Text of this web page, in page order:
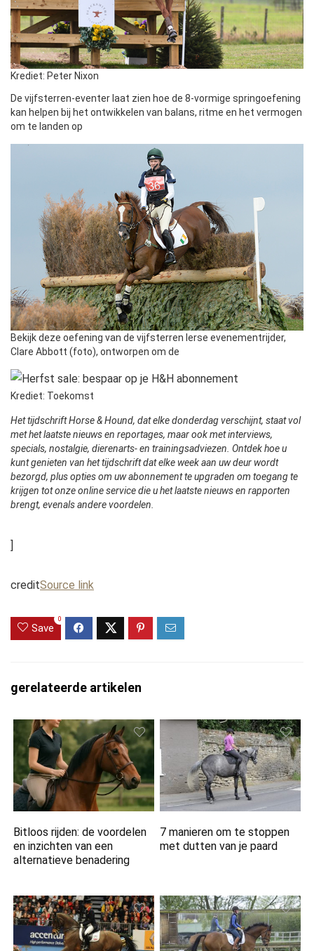
Krediet: Peter Nixon
De vijfsterren-eventer laat zien hoe de 8-vormige springoefening
kan helpen bij het ontwikkelen van balans, ritme en het vermogen
om te landen op
Bekijk deze oefening van de vijfsterren Ierse evenementrijder,
Clare Abbott (foto), ontworpen om de
Krediet: Toekomst
Het tijdschrift Horse & Hound, dat elke donderdag verschijnt, staat vol
met het laatste nieuws en reportages, maar ook met interviews,
specials, nostalgie, dierenarts- en trainingsadviezen. Ontdek hoe u
kunt genieten van het tijdschrift dat elke week aan uw deur wordt
bezorgd, plus opties om uw abonnement te upgraden om toegang te
krijgen tot onze online service die u het laatste nieuws en rapporten
brengt, evenals andere voordelen.
]
creditSource link
Save
0
gerelateerde artikelen
Bitloos rijden: de voordelen
en inzichten van een
alternatieve benadering
7 manieren om te stoppen
met dutten van je paard